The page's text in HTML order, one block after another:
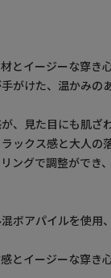
とイージーな穿き
がけた、温かみの
、見た目にも肌ざ
ックス感と大人の
ングで調整ができ
ボアパイルを使用
とイージーな穿き